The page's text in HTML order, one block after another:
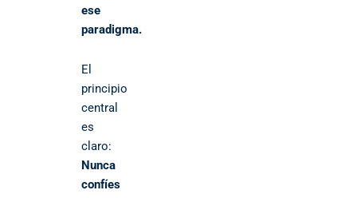
ese
paradigma.
El
principio
central
es
claro:
Nunca
confíes